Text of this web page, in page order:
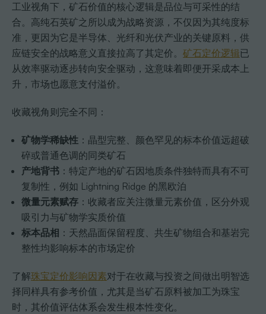
工业视角下，矿石价值的核心逻辑是品位与可采性的结
合。高纯石英矿之所以成为战略资源，不仅因为其纯度标
准，更因为它是半导体、光纤和光伏产业的关键原料，供
应链安全的战略意义直接拉高了其定价。 矿石定价逻辑已
从效率驱动逐步转向安全驱动，这意味着即便开采成本上
升，市场也愿意支付溢价。
收藏视角则完全不同：
矿物学稀缺性 ：晶型完整、颜色罕见的标本价值远超破
碎或普通色调的同类矿石
产地背书 ：特定产地的矿石因地质条件独特而具有不可
复制性，例如 Lightning Ridge 的黑欧泊
微量元素赋存 ：收藏者应关注微量元素价值，区分外观
吸引力与矿物学实质价值
标本品相 ：天然晶面保留程度、共生矿物组合和基岩完
整性均影响标本的市场定价
了解珠宝定价影响因素对于在收藏与投资之间做出明智选
择同样具有参考价值，尤其是当矿石原料被加工为珠宝
时，其价值评估体系会发生根本性变化。